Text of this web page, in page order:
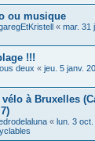
ou musique
« mar. 31
!!!
deux « jeu. 5 janv.
à Bruxelles
« lun. 3